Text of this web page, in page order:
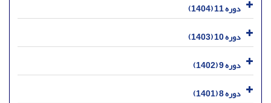
دوره 11 (1404)
دوره 10 (1403)
دوره 9 (1402)
دوره 8 (1401)